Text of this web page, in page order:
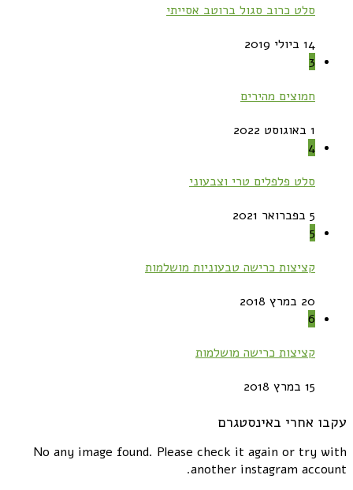
סלט כרוב סגול ברוטב אסייתי
14 ביולי 2019
3
חמוצים מהירים
1 באוגוסט 2022
4
סלט פלפלים טרי וצבעוני
5 בפברואר 2021
5
קציצות כרישה טבעוניות מושלמות
20 במרץ 2018
6
קציצות כרישה מושלמות
15 במרץ 2018
עקבו אחרי באינסטגרם
No any image found. Please check it again or try with
another instagram account.